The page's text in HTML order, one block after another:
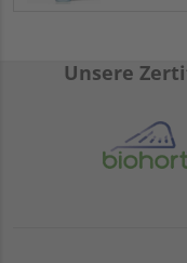
Unsere